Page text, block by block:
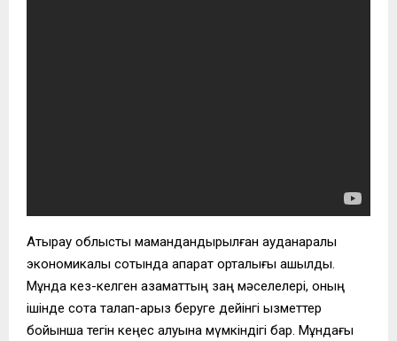
Атырау облыстық мамандандырылған ауданаралық
экономикалық сотында ақпарат орталығы ашылды.
Мұнда кез-келген азаматтың заң мәселелері, оның
ішінде сотқа талап-арыз беруге дейінгі қызметтер
бойынша тегін кеңес алуына мүмкіндігі бар. Мұндағы